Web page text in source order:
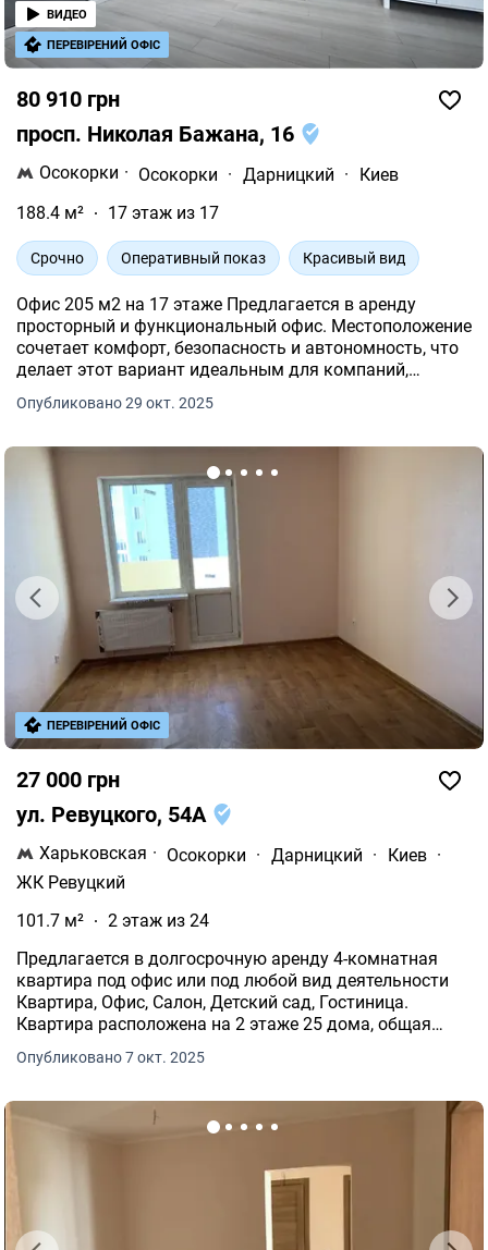
80 910 грн
просп. Николая Бажана, 16
Осокорки · Осокорки · Дарницкий ·
Киев
188.4 м²
17 этаж из 17
Срочно Оперативный показ Красивый вид
Офис 205 м2 на 17 этаже Предлагается в аренду
просторный и функциональный офис. Местоположение
сочетает комфорт, безопасность и автономность, что
делает этот вариант идеальным для компаний,
которые ценят качественные условия работы.
Опубликовано 29 окт. 2025
ВИДЕО
ПЕРЕВІРЕНИЙ ОФІС
27 000 грн
ул. Ревуцкого, 54А
Харьковская · Осокорки · Дарницкий · Киев ·
ЖК Ревуцкий
101.7 м²
2 этаж из 24
Предлагается в долгосрочную аренду 4-комнатная
квартира под офис или под ️любой вид деятельности️
Квартира, Офис, Салон, Детский сад, Гостиница.
Квартира расположена на 2 этаже 25 дома, общая
Опубликовано 7 окт. 2025
ПЕРЕВІРЕНИЙ ОФІС